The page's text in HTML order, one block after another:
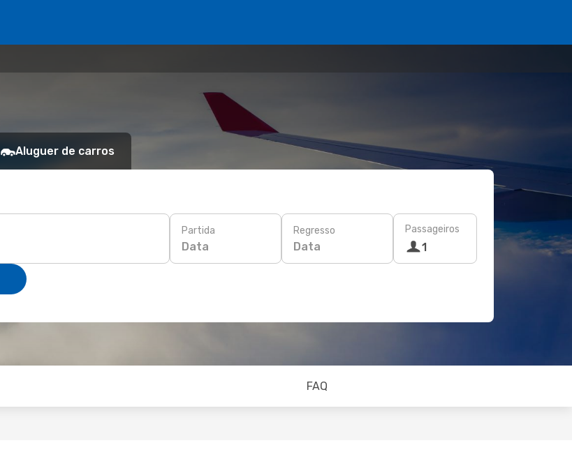
Aluguer de carros
Partida
Data
Regresso
Data
Passageiros
1
FAQ